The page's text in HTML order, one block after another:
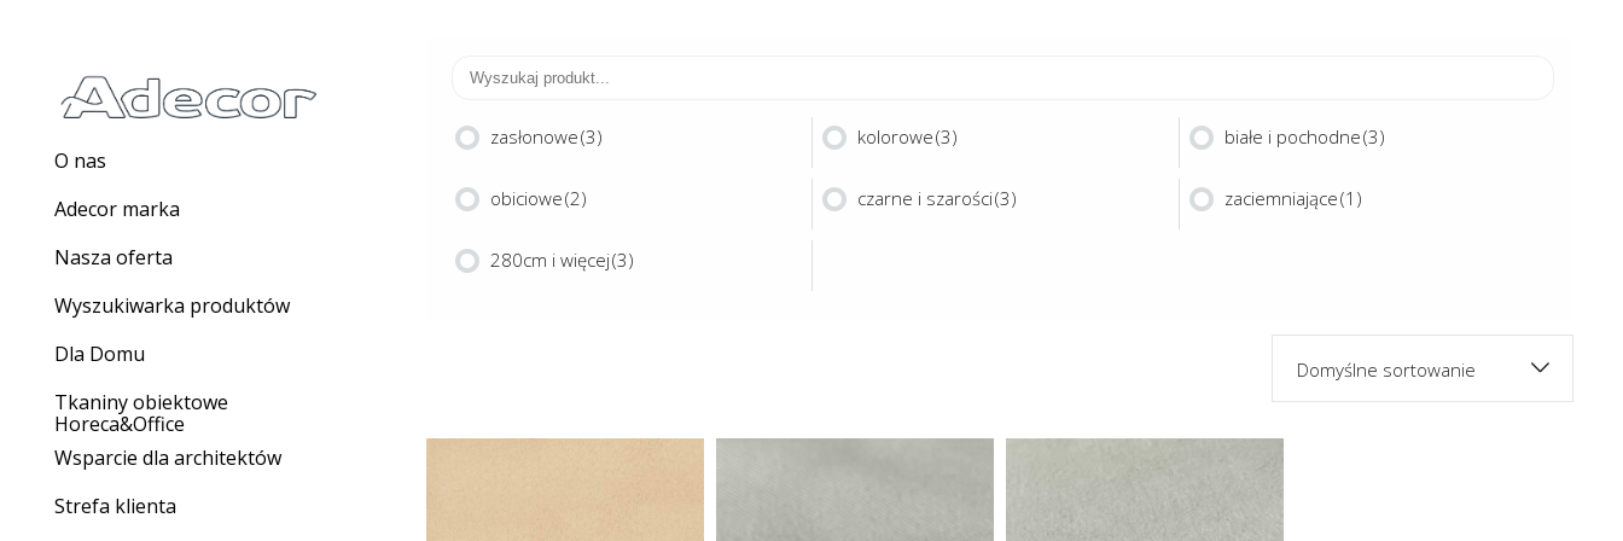
O nas
Adecor marka
Nasza oferta
Wyszukiwarka produktów
Dla Domu
Tkaniny obiektowe
Horeca&Office
Wsparcie dla architektów
Strefa klienta
zasłonowe(3) kolorowe(3) białe i pochodne(3)
obiciowe(2) czarne i szarości(3) zaciemniające(1)
280cm i więcej(3)
Domyślne sortowanie
Ten
Ten
Ten